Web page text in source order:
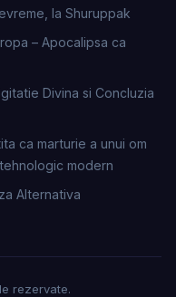
la Shuruppak
– Apocalipsa ca
Divina si Concluzia
ca marturie a unui om
modern
Alternativa
rezervate.